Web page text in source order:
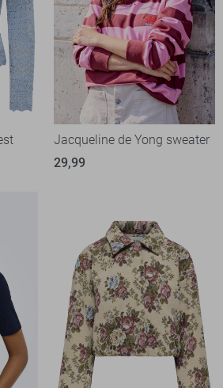
Jacqueline de Yong sweater
29,99